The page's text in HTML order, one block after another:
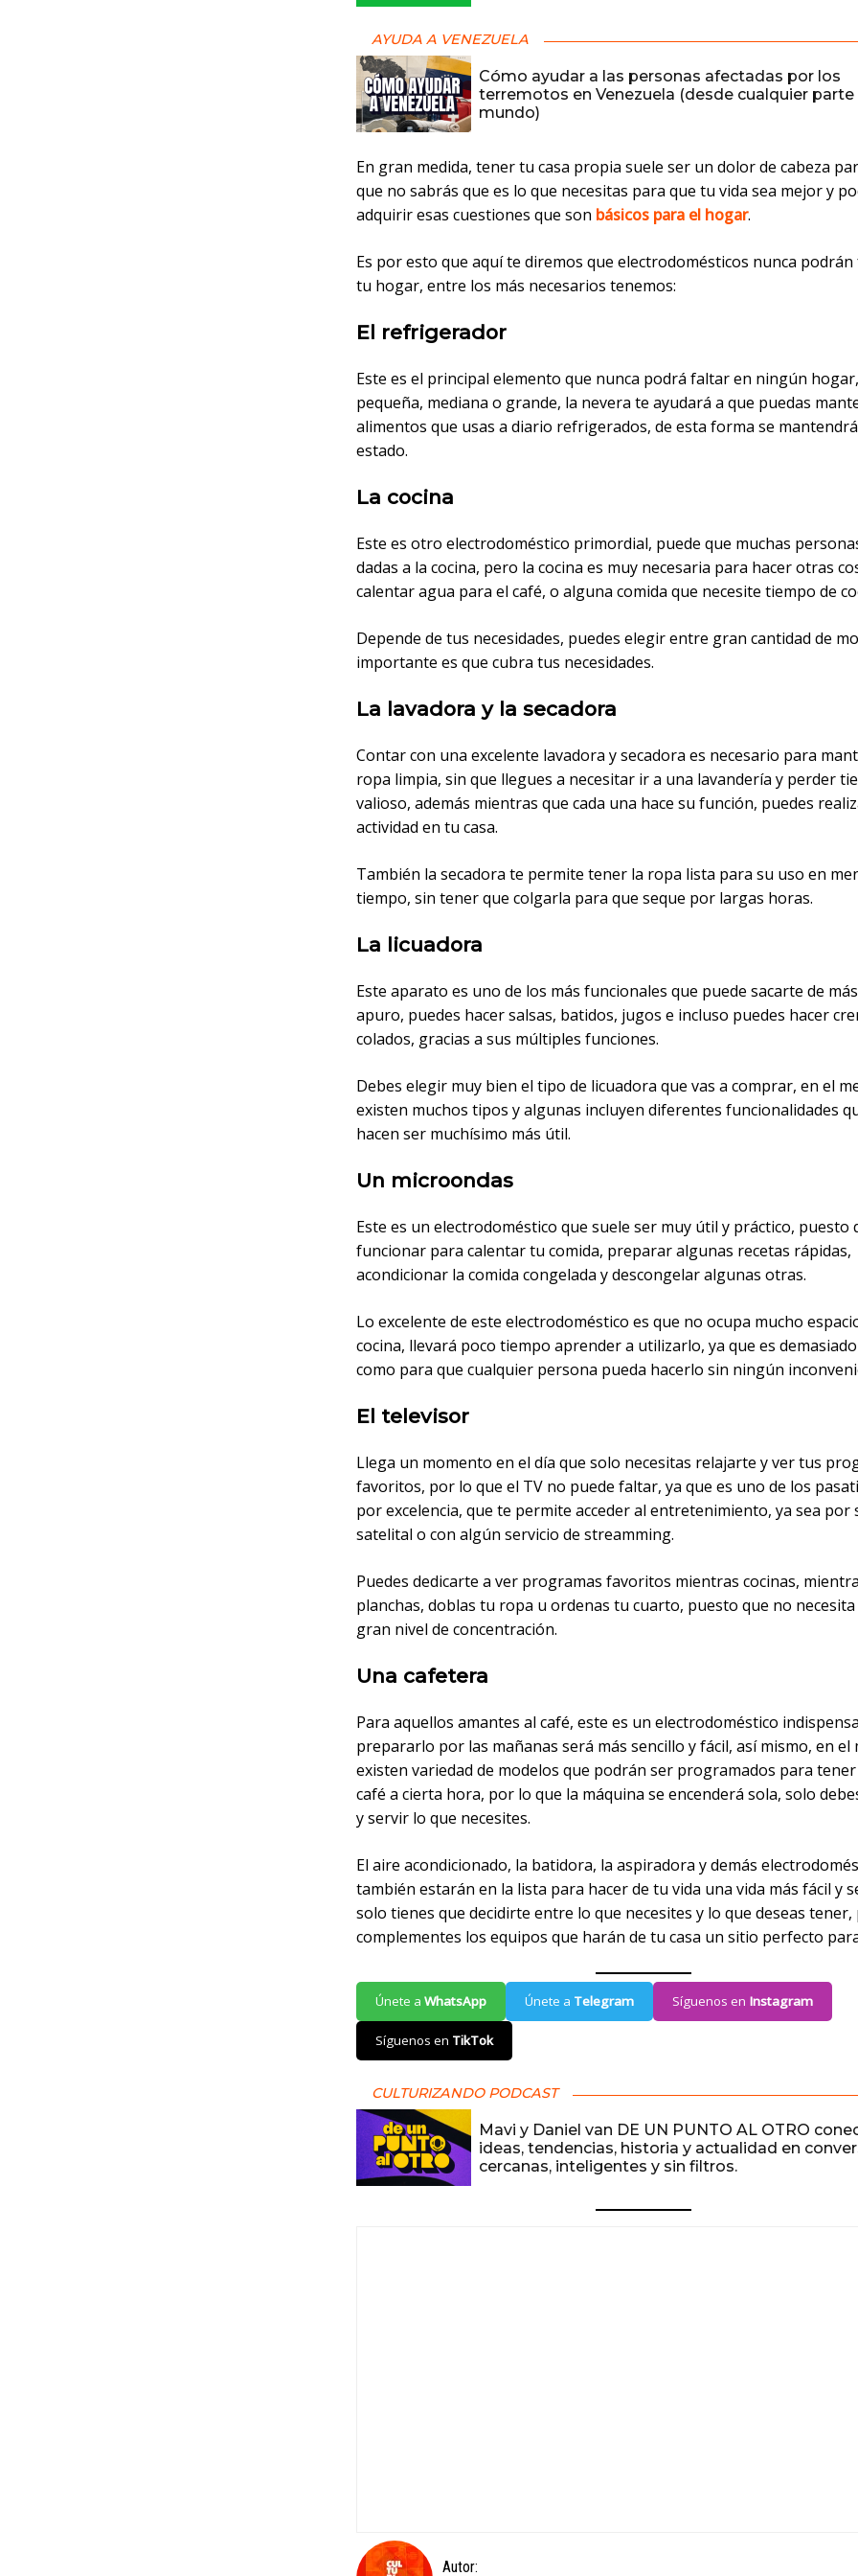
AYUDA A VENEZUELA
Cómo ayudar a las personas afectadas por los
terremotos en Venezuela (desde cualquier parte
mundo)
En gran medida, tener tu casa propia suele ser un dolor de cabeza
que no sabrás que es lo que necesitas para que tu vida sea mejor y
adquirir esas cuestiones que son básicos para el hogar.
Es por esto que aquí te diremos que electrodomésticos nunca
tu hogar, entre los más necesarios tenemos:
El refrigerador
Este es el principal elemento que nunca podrá faltar en ningún
pequeña, mediana o grande, la nevera te ayudará a que puedas
alimentos que usas a diario refrigerados, de esta forma se
estado.
La cocina
Este es otro electrodoméstico primordial, puede que muchas
dadas a la cocina, pero la cocina es muy necesaria para hacer otras
calentar agua para el café, o alguna comida que necesite tiempo de
Depende de tus necesidades, puedes elegir entre gran cantidad de
importante es que cubra tus necesidades.
La lavadora y la secadora
Contar con una excelente lavadora y secadora es necesario para
ropa limpia, sin que llegues a necesitar ir a una lavandería y perder
valioso, además mientras que cada una hace su función, puedes
actividad en tu casa.
También la secadora te permite tener la ropa lista para su uso en
tiempo, sin tener que colgarla para que seque por largas horas.
La licuadora
Este aparato es uno de los más funcionales que puede sacarte de
apuro, puedes hacer salsas, batidos, jugos e incluso puedes hacer
colados, gracias a sus múltiples funciones.
Debes elegir muy bien el tipo de licuadora que vas a comprar, en el
existen muchos tipos y algunas incluyen diferentes funcionalidades
hacen ser muchísimo más útil.
Un microondas
Este es un electrodoméstico que suele ser muy útil y práctico, puesto
funcionar para calentar tu comida, preparar algunas recetas rápidas,
acondicionar la comida congelada y descongelar algunas otras.
Lo excelente de este electrodoméstico es que no ocupa mucho
cocina, llevará poco tiempo aprender a utilizarlo, ya que es
como para que cualquier persona pueda hacerlo sin ningún
El televisor
Llega un momento en el día que solo necesitas relajarte y ver tus
favoritos, por lo que el TV no puede faltar, ya que es uno de los
por excelencia, que te permite acceder al entretenimiento, ya sea por
satelital o con algún servicio de streamming.
Puedes dedicarte a ver programas favoritos mientras cocinas,
planchas, doblas tu ropa u ordenas tu cuarto, puesto que no
gran nivel de concentración.
Una cafetera
Para aquellos amantes al café, este es un electrodoméstico
prepararlo por las mañanas será más sencillo y fácil, así mismo, en el
existen variedad de modelos que podrán ser programados para
café a cierta hora, por lo que la máquina se encenderá sola, solo
y servir lo que necesites.
El aire acondicionado, la batidora, la aspiradora y demás
también estarán en la lista para hacer de tu vida una vida más fácil y
solo tienes que decidirte entre lo que necesites y lo que deseas tener,
complementes los equipos que harán de tu casa un sitio perfecto
Únete a WhatsApp Únete a Telegram Síguenos en Instagram
Síguenos en TikTok
CULTURIZANDO PODCAST
Mavi y Daniel van DE UN PUNTO AL OTRO
ideas, tendencias, historia y actualidad en
cercanas, inteligentes y sin filtros.
Autor: